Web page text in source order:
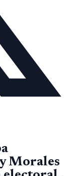
Morales